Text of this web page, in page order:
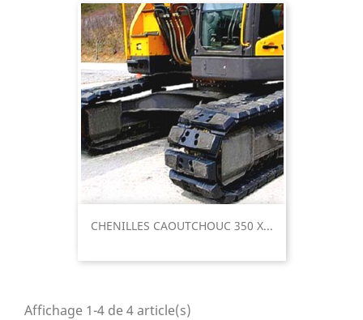
CHENILLES CAOUTCHOUC 350 X...
Affichage 1-4 de 4 article(s)